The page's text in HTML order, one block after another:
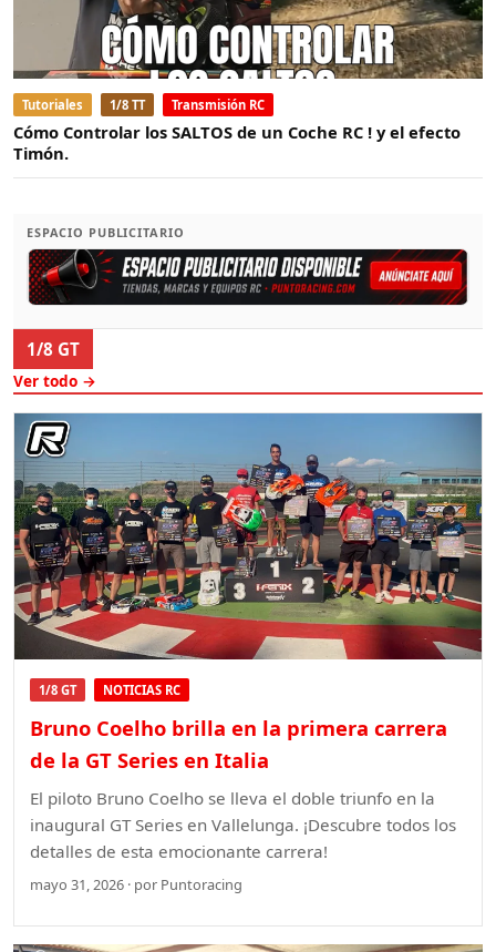
Tutoriales 1/8 TT Transmisión RC
Cómo Controlar los SALTOS de un Coche RC ! y el efecto
Timón.
ESPACIO PUBLICITARIO
1/8 GT
Ver todo →
1/8 GT NOTICIAS RC
Bruno Coelho brilla en la primera carrera
de la GT Series en Italia
El piloto Bruno Coelho se lleva el doble triunfo en la
inaugural GT Series en Vallelunga. ¡Descubre todos los
detalles de esta emocionante carrera!
mayo 31, 2026 · por Puntoracing